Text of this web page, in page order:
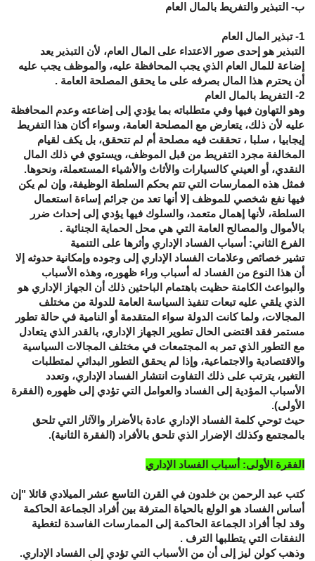
ب- التبذير والتفريط بالمال العام
1- تبذير المال العام
التبذير هو إحدى صور الاعتداء على المال العام، لأن التبذير يعد
إضاعة للمال العام الذي يجب المحافظة عليه، والموظف يجب عليه
أن يحترم هذا المال بصرفه على ما يحقق المصلحة العامة .
2- التفريط بالمال العام
وهو التهاون فيها وفي متطلباته بما يؤدي إلى إضاعته وعدم المحافظة
عليه لأن ذلك، يتعارض مع المصلحة العامة، وسواء أكان هذا التفريط
إيجابيا ، سلبا ، تحققت فيه مصلحة أم لم تتحقق، بل يكف لقيام
المخالفة مجرد التفريط من قبل الموظف، ويستوي في ذلك المال
النقدي، أو العيني كالسيارات والأثاث والأشياء المستعملة، ونحوها.
فمثل هذه الممارسات التي تتم بحكم السلطة الوظيفة، وإن لم يكن
فيها نفع شخصي للموظف إلا أنها تعد من جرائم إساءة استعمال
السلطة، لأنها إهمال متعمد، والسلوك فيها يؤدي إلى إحداث ضرر
بالأموال والمصالح العامة التي هي محل الحماية الجنائية .
الفرع الثاني: أسباب الفساد الإداري وأثرها على التنمية
تشير خصائص وعلامات الفساد الإداري إلى وجوده وإمكانية حدوثه إلا
أن هذا النوع من الفساد له أسباب وراء ظهوره، وهذه الأسباب
والبواعث الكامنة حظيت باهتمام الباحثين ذلك أن الجهاز الإداري هو
الذي يلقي عليه تبعات تنفيذ السياسة العامة للدولة من مختلف
المجالات، ولما كانت الدولة سواء المتقدمة أو النامية في حالة تطور
مستمر فقد اقتضى الحال تطوير الجهاز الإداري، بالقدر الذي يتعادل
مع التطور الذي تمر به المجتمعات في مختلف المجالات السياسية
والاقتصادية والاجتماعية، وإذا لم يحقق التطور البدائي لمتطلبات
التغير، يترتب على ذلك التفاوت انتشار الفساد الإداري، وتعدد
الأسباب المؤدية إلى الفساد والعوامل التي تؤدي إلى ظهوره (الفقرة
الأولى).
حيث توحي كلمة الفساد الإداري عادة بالأضرار والآثار التي تلحق
بالمجتمع وكذلك الإضرار الذي تلحق بالأفراد (الفقرة الثانية).
الفقرة الأولى: أسباب الفساد الإداري
كتب عبد الرحمن بن خلدون في القرن التاسع عشر الميلادي قائلا "إن
أساس الفساد هو الولع بالحياة المترفة بين أفراد الجماعة الحاكمة
وقد لجأ أفراد الجماعة الحاكمة إلى الممارسات الفاسدة لتغطية
النفقات التي يتطلبها الترف .
وذهب كولن ليز إلى أن من الأسباب التي تؤدي إلى الفساد الإداري.